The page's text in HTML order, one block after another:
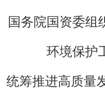
国务院国资委组
环境保护
统筹推进高质量